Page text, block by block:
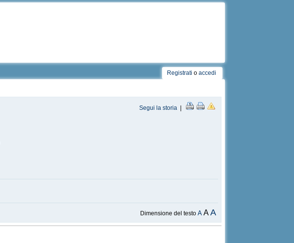
Registrati o accedi
Segui la storia |
Dimensione del testoA AA